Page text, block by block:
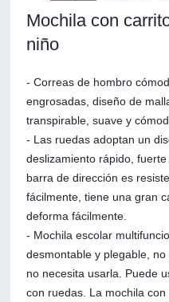
Mochila con
niño
- Correas de hombro
engrosadas, diseño de
transpirable, suave y
- Las ruedas adoptan un
deslizamiento rápido,
barra de dirección es
fácilmente, tiene una gran
deforma fácilmente.
- Mochila escolar
desmontable y plegable,
no necesita usarla. Puede
con ruedas. La mochila